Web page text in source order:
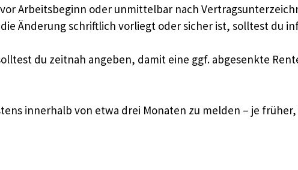
Arbeitsbeginn oder unmittelbar nach
Änderung schriftlich vorliegt oder sicher ist, solltest du
du zeitnah angeben, damit eine ggf. abgesenkte
innerhalb von etwa drei Monaten zu melden – je